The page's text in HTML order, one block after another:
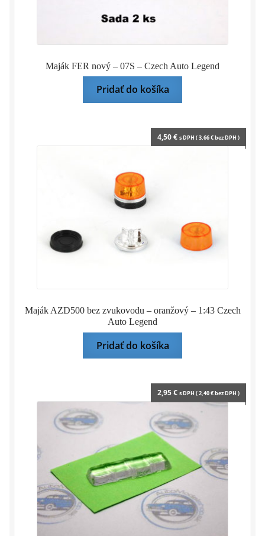
Maják FER nový – 07S – Czech Auto Legend
Pridať do košíka
Maják AZD500 bez zvukovodu – oranžový – 1:43 Czech
Auto Legend
4,50€ s DPH (3,66€bez DPH )
Pridať do košíka
2,95€ s DPH (2,40€bez DPH )